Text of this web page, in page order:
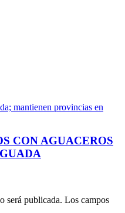
CON AGUACEROS
será publicada. Los campos